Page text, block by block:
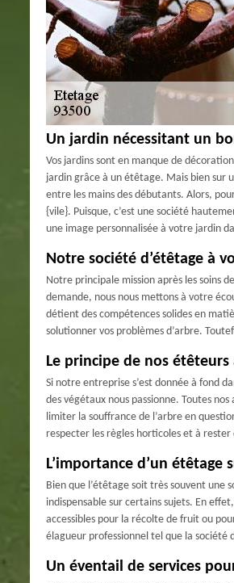
Un jardin nécessitant un
Vos jardins sont en manque de
jardin grâce à un étêtage. Mais bien sur
entre les mains des débutants. Alors,
{vile}. Puisque, c’est une société
une image personnalisée à votre jardin
Notre société d’étêtage à
Notre principale mission après les soins
demande, nous nous mettons à votre
détient des compétences solides en
solutionner vos problèmes d’arbre.
Le principe de nos étêteurs
Si notre entreprise s’est donnée à fond
des végétaux nous passionne. Toutes
limiter la souffrance de l’arbre en
respecter les règles horticoles et à
L’importance d’un étêtage
Bien que l’étêtage soit très souvent
indispensable sur certains sujets. En
accessibles pour la récolte de fruit ou
élagueur professionnel tel que la société
Un éventail de services